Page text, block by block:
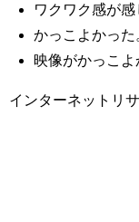
ワクワク感が
かっこよかった
映像がかっこよ
インターネットリ